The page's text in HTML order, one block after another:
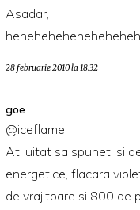
Asadar,
28 februarie 2010 la 18:32
goe
@iceflame
Ati uitat sa spuneti si
energetice, flacara
de vrajitoare si 800 de